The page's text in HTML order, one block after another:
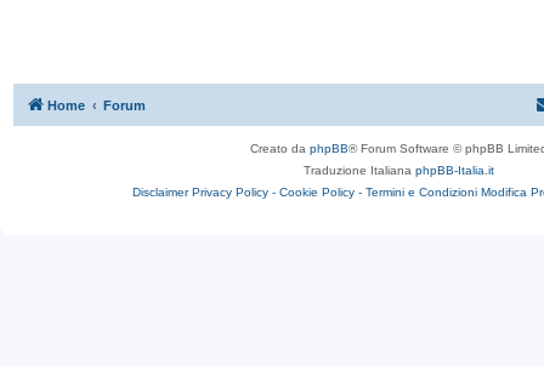
Home Forum
Creato da phpBB® Forum Software © phpBB
Traduzione Italiana phpBB-Italia.it
Disclaimer Privacy Policy - Cookie Policy - Termini e Condizioni Modifica